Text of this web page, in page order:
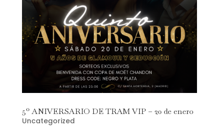
5º ANIVERSARIO DE TRAM VIP – 20 de enero
Uncategorized